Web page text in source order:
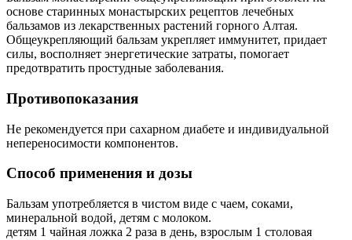
основе старинных монастырских рецептов лечебных
бальзамов из лекарственных растений горного Алтая.
Общеукрепляющий бальзам укрепляет иммунитет, придает
силы, восполняет энергетические затраты, помогает
предотвратить простудные заболевания.
Противопоказания
Не рекомендуется при сахарном диабете и индивидуальной
непереносимости компонентов.
Способ применения и дозы
Бальзам употребляется в чистом виде с чаем, соками,
минеральной водой, детям с молоком.
детям 1 чайная ложка 2 раза в день, взрослым 1 столовая